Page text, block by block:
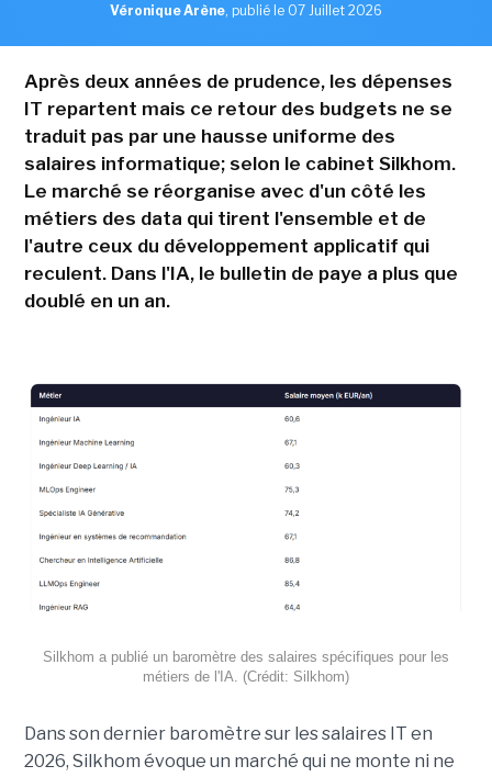
Véronique Arène, publié le 07 Juillet 2026
Après deux années de prudence, les dépenses
IT repartent mais ce retour des budgets ne se
traduit pas par une hausse uniforme des
salaires informatique; selon le cabinet Silkhom.
Le marché se réorganise avec d'un côté les
métiers des data qui tirent l'ensemble et de
l'autre ceux du développement applicatif qui
reculent. Dans l'IA, le bulletin de paye a plus que
doublé en un an.
Silkhom a publié un baromètre des salaires spécifiques pour les
métiers de l'IA. (Crédit: Silkhom)
Dans son dernier baromètre sur les salaires IT en
2026, Silkhom évoque un marché qui ne monte ni ne